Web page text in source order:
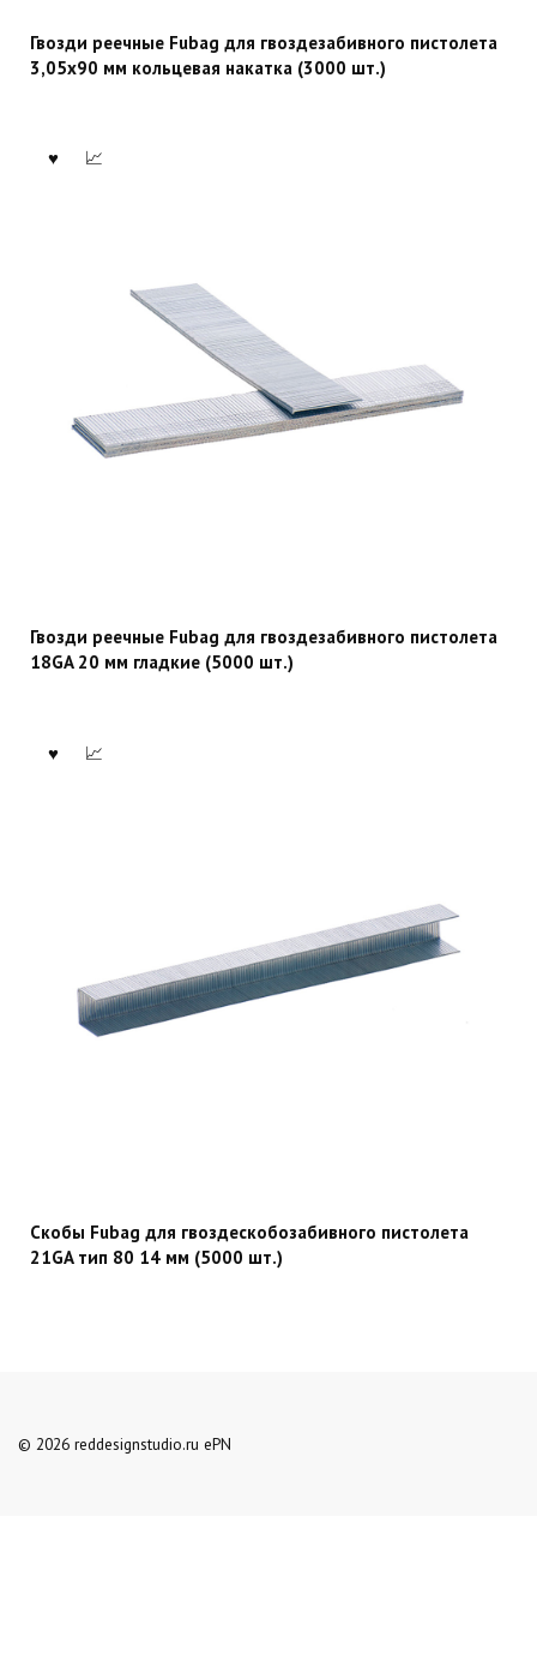
Гвозди реечные Fubag для гвоздезабивного пистолета
3,05х90 мм кольцевая накатка (3000 шт.)
Гвозди реечные Fubag для гвоздезабивного пистолета
18GA 20 мм гладкие (5000 шт.)
Скобы Fubag для гвоздескобозабивного пистолета
21GA тип 80 14 мм (5000 шт.)
© 2026 reddesignstudio.ru ePN